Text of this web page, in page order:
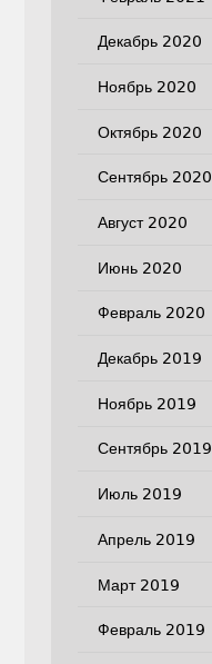
Декабрь 2020
Ноябрь 2020
Октябрь 2020
Сентябрь 2020
Август 2020
Июнь 2020
Февраль 2020
Декабрь 2019
Ноябрь 2019
Сентябрь 2019
Июль 2019
Апрель 2019
Март 2019
Февраль 2019